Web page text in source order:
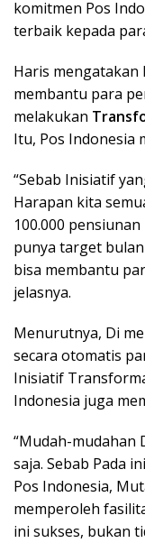
komitmen Pos
terbaik kepada
Haris
membantu para
melakukan
Itu, Pos Indonesia
“Sebab Inisiatif
Harapan kita
100.000
punya target
bisa membantu
jelasnya.
Menurutnya, Di
secara otomatis
Inisiatif
Indonesia juga
“Mudah-mudahan
saja. Sebab Pada
Pos Indonesia,
memperoleh
ini sukses, bukan